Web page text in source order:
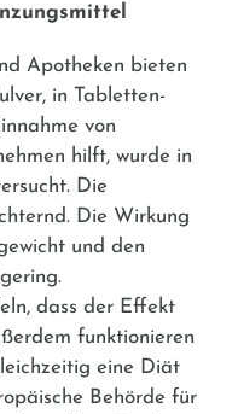
Apotheken bieten
in Tabletten-
von
hilft, wurde in
Die
Die Wirkung
und den
dass der Effekt
funktionieren
eine Diät
Behörde für